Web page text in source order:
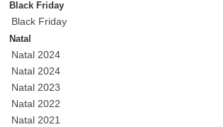
Black Friday
Black Friday
Natal
Natal 2024
Natal 2024
Natal 2023
Natal 2022
Natal 2021